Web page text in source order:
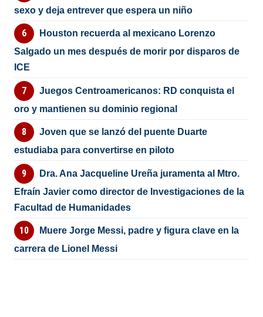
sexo y deja entrever que espera un niño
Houston recuerda al mexicano Lorenzo
Salgado un mes después de morir por disparos de
ICE
Juegos Centroamericanos: RD conquista el
oro y mantienen su dominio regional
Joven que se lanzó del puente Duarte
estudiaba para convertirse en piloto
Dra. Ana Jacqueline Ureña juramenta al Mtro.
Efraín Javier como director de Investigaciones de la
Facultad de Humanidades
Muere Jorge Messi, padre y figura clave en la
carrera de Lionel Messi